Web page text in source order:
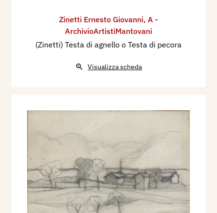
Zinetti Ernesto Giovanni, A -
ArchivioArtistiMantovani
(Zinetti) Testa di agnello o Testa di pecora
Visualizza scheda